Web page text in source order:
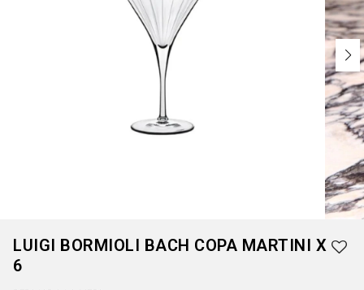
LUIGI BORMIOLI BACH COPA MARTINI X
6